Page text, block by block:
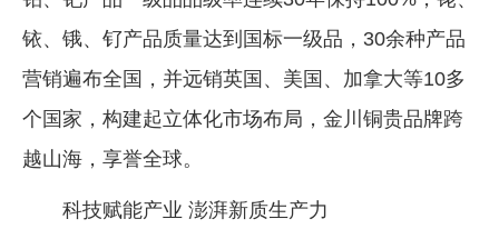
铱、锇、钌产品质量达到国标一级品，30余种产品
营销遍布全国，并远销英国、美国、加拿大等10多
个国家，构建起立体化市场布局，金川铜贵品牌跨
越山海，享誉全球。
科技赋能产业 澎湃新质生产力